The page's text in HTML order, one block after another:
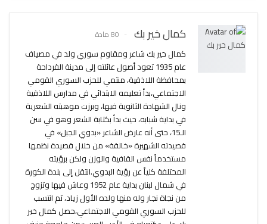
كمال خير بك 80 مادة
كمال خير بك شاعر ومقاوم سوري ولد في مصياف
عام 1935 تعود أصول عائلته إلى مدينة القرداحة
بمحافظة اللاذقية، منتمي للحزب السوري القومي
الاجتماعي،بدأ تعليمه الابتدائي في مدارس اللاذقية
ونال الشهادة الثانوية فيها، وبرزت موهبته الشعرية
في بداية شبابه، حيث بدأ بكتابة الشعر وهو في سن
الـ15، حتى أنه عارض الشاعر «بدوي الجبل» في
قصيدته الشهيرة «خالقة» من خلال قصيدة نظمها
مستخدماً نفس القافية والوزن ولكن برؤيته
المختلفة كلياً عن رؤية البدوي.انتقل إلى بلدة الكورة
في شمال لبنان بداية عام 1952 وعاش فيها وتزوج
من نجاة نجار وله منها ولده الأول زياد، ثم انتسب
للحزب السوري القومي الاجتماعي،حصل كمال خير